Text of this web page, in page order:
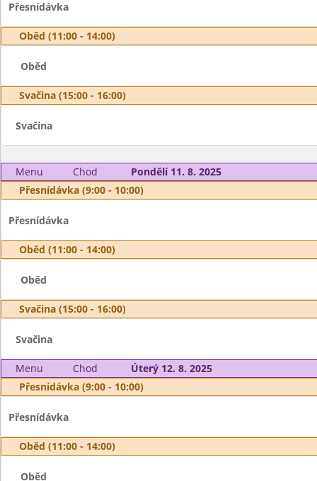
Přesnídávka
Oběd (11:00 - 14:00)
Oběd
Svačina (15:00 - 16:00)
Svačina
Menu Chod
Pondělí 11. 8. 2025
Přesnídávka (9:00 - 10:00)
Přesnídávka
Oběd (11:00 - 14:00)
Oběd
Svačina (15:00 - 16:00)
Svačina
Menu Chod
Úterý 12. 8. 2025
Přesnídávka (9:00 - 10:00)
Přesnídávka
Oběd (11:00 - 14:00)
Oběd